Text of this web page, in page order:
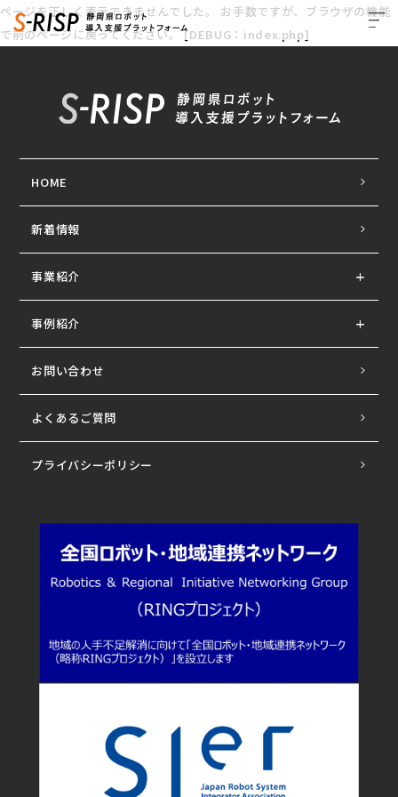
ページを正しく表示できませんでした。 お手数ですが、ブラウザの機能
で前のページに戻ってください。 [DEBUG：index.php]
HOME
新着情報
事業紹介
事例紹介
お問い合わせ
よくあるご質問
プライバシーポリシー